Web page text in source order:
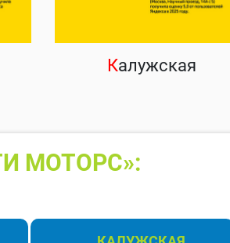
Калужская
МОТОРС»: